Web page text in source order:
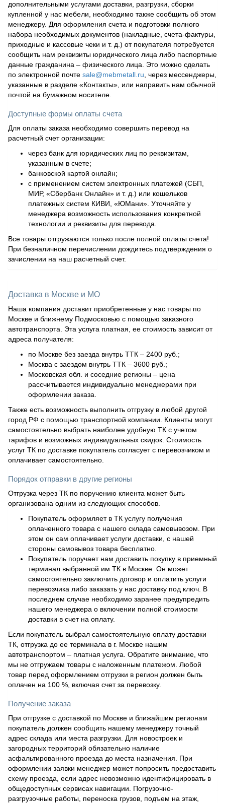
дополнительными услугами доставки, разгрузки, сборки
купленной у нас мебели, необходимо также сообщить об этом
менеджеру. Для оформления счета и подготовки полного
набора необходимых документов (накладные, счета-фактуры,
приходные и кассовые чеки и т. д.) от покупателя потребуется
сообщить нам реквизиты юридического лица либо паспортные
данные гражданина – физического лица. Это можно сделать
по электронной почте sale@mebmetall.ru , через мессенджеры,
указанные в разделе «Контакты», или направить нам обычной
почтой на бумажном носителе.
Доступные формы оплаты счета
Для оплаты заказа необходимо совершить перевод на
расчетный счет организации:
через банк для юридических лиц по реквизитам,
указанным в счете;
банковской картой онлайн;
с применением систем электронных платежей (СБП,
МИР, «Сбербанк Онлайн» и т. д.) или кошельков
платежных систем КИВИ, «ЮМани». Уточняйте у
менеджера возможность использования конкретной
технологии и реквизиты для перевода.
Все товары отгружаются только после полной оплаты счета!
При безналичном перечислении дождитесь подтверждения о
зачислении на наш расчетный счет.
Доставка в Москве и МО
Наша компания доставит приобретенные у нас товары по
Москве и ближнему Подмосковью с помощью заказного
автотранспорта. Эта услуга платная, ее стоимость зависит от
адреса получателя:
по Москве без заезда внутрь ТТК – 2400 руб.;
Москва с заездом внутрь ТТК – 3600 руб.;
Московская обл. и соседние регионы – цена
рассчитывается индивидуально менеджерами при
оформлении заказа.
Также есть возможность выполнить отгрузку в любой другой
город РФ с помощью транспортной компании. Клиенты могут
самостоятельно выбрать наиболее удобную ТК с учетом
тарифов и возможных индивидуальных скидок. Стоимость
услуг ТК по доставке покупатель согласует с перевозчиком и
оплачивает самостоятельно.
Порядок отправки в другие регионы
Отгрузка через ТК по поручению клиента может быть
организована одним из следующих способов.
Покупатель оформляет в ТК услугу получения
оплаченного товара с нашего склада самовывозом. При
этом он сам оплачивает услуги доставки, с нашей
стороны самовывоз товара бесплатно.
Покупатель поручает нам доставить покупку в приемный
терминал выбранной им ТК в Москве. Он может
самостоятельно заключить договор и оплатить услуги
перевозчика либо заказать у нас доставку под ключ. В
последнем случае необходимо заранее предупредить
нашего менеджера о включении полной стоимости
доставки в счет на оплату.
Если покупатель выбрал самостоятельную оплату доставки
ТК, отгрузка до ее терминала в г. Москве нашим
автотранспортом – платная услуга. Обратите внимание, что
мы не отгружаем товары с наложенным платежом. Любой
товар перед оформлением отгрузки в регион должен быть
оплачен на 100 %, включая счет за перевозку.
Получение заказа
При отгрузке с доставкой по Москве и ближайшим регионам
покупатель должен сообщить нашему менеджеру точный
адрес склада или места разгрузки. Для новостроек и
загородных территорий обязательно наличие
асфальтированного проезда до места назначения. При
оформлении заявки менеджер может попросить предоставить
схему проезда, если адрес невозможно идентифицировать в
общедоступных сервисах навигации. Погрузочно-
разгрузочные работы, переноска грузов, подъем на этаж,